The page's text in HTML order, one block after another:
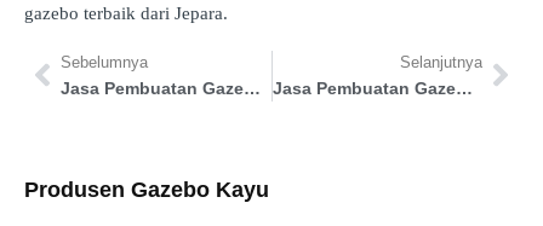
gazebo terbaik dari Jepara.
Sebelumnya
Jasa Pembuatan Gazebo Kota Pekalongan
Selanjutnya
Jasa Pembuatan Gazebo Sukoharjo
Produsen Gazebo Kayu